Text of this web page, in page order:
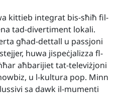
kittieb integrat bis-sħiħ fil-
tad-divertiment lokali.
għad-dettall u passjoni
huwa jispeċjalizza fl-
aħbarijiet tat-televiżjoni
u l-kultura pop. Minn
sa dawk il-mumenti